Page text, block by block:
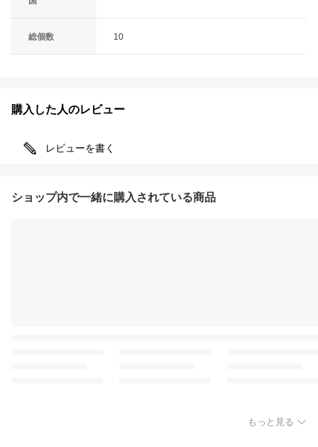
総個数 10
購入した人のレビュー
レビューを書く
ショップ内で一緒に購入されている商品
もっと見る